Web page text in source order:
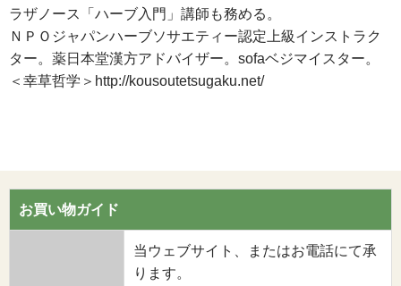
ラザノース「ハーブ入門」講師も務める。
ＮＰＯジャパンハーブソサエティー認定上級インストラク
ター。薬日本堂漢方アドバイザー。sofaベジマイスター。
＜幸草哲学＞http://kousoutetsugaku.net/
お買い物ガイド
当ウェブサイト、またはお電話にて承
ります。